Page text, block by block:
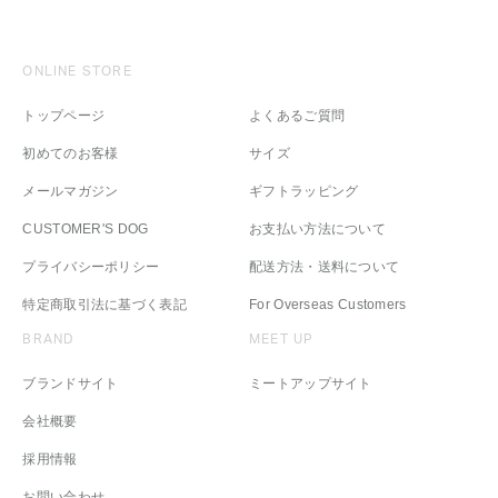
ONLINE STORE
トップページ
初めてのお客様
メールマガジン
CUSTOMER'S DOG
プライバシーポリシー
特定商取引法に基づく表記
よくあるご質問
サイズ
ギフトラッピング
お支払い方法について
配送方法・送料について
For Overseas Customers
BRAND
ブランドサイト
会社概要
採用情報
MEET UP
ミートアップサイト